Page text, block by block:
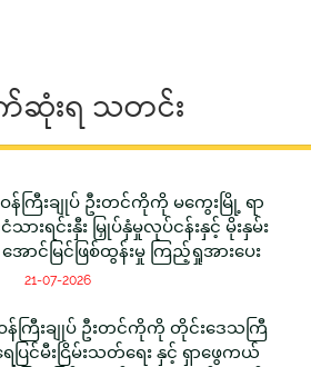
ဆုံးရ သတင်း
န်ကြီးချုပ် ဦးတင်ကိုကို မကွေးမြို့ ရာ
သားရင်းနှီး မြှုပ်နှံမှုလုပ်ငန်းနှင့် မိုးနှမ်း
င်မြင်ဖြစ်ထွန်းမှု ကြည့်ရှုအားပေး
21-07-2026
န်ကြီးချုပ် ဦးတင်ကိုကို တိုင်းဒေသကြီ
ပြင်မီးငြိမ်းသတ်ရေး နှင့် ရှာဖွေကယ်